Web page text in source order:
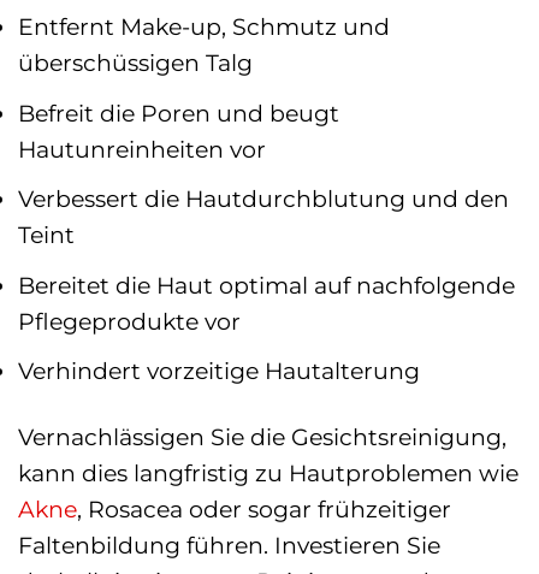
Entfernt Make-up, Schmutz und
überschüssigen Talg
Befreit die Poren und beugt
Hautunreinheiten vor
Verbessert die Hautdurchblutung und den
Teint
Bereitet die Haut optimal auf nachfolgende
Pflegeprodukte vor
Verhindert vorzeitige Hautalterung
Vernachlässigen Sie die Gesichtsreinigung,
kann dies langfristig zu Hautproblemen wie
Akne, Rosacea oder sogar frühzeitiger
Faltenbildung führen. Investieren Sie